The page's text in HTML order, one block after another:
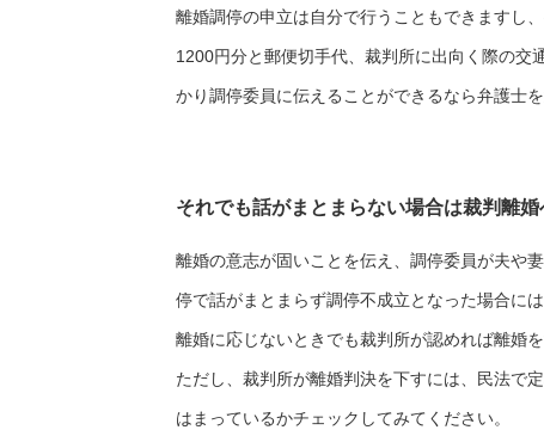
離婚調停の申立は自分で行うこともできますし
1200円分と郵便切手代、裁判所に出向く際の交
かり調停委員に伝えることができるなら弁護士
それでも話がまとまらない場合は裁判離婚
離婚の意志が固いことを伝え、調停委員が夫や
停で話がまとまらず調停不成立となった場合に
離婚に応じないときでも裁判所が認めれば離婚
ただし、裁判所が離婚判決を下すには、民法で
はまっているかチェックしてみてください。